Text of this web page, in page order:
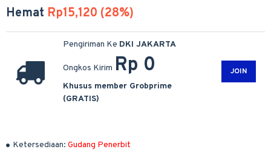
Ketersediaan: Gudang Penerbit
Hemat Rp15,120 (28%)
Pengiriman Ke DKI JAKARTA
Ongkos Kirim Rp 0
Khusus member Grobprime
(GRATIS)
JOIN